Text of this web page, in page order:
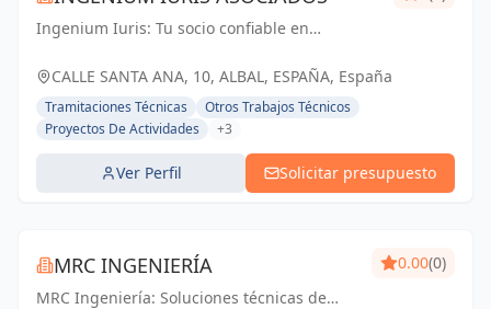
Ingenium Iuris: Tu socio confiable en
Soluciones profesionales para proyectos
CALLE SANTA ANA, 10, ALBAL, ESPAÑA, España
Tramitaciones Técnicas
Otros Trabajos Técnicos
Proyectos De Actividades
+3
Ver Perfil Solicitar presupuesto
MRC INGENIERÍA
MRC Ingeniería: Soluciones técnicas de
0.00(0)